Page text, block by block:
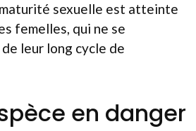
maturité sexuelle est atteinte
femelles, qui ne se
leur long cycle de
en danger